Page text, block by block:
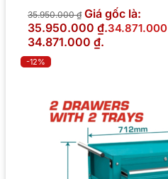
35.950.000₫ Giá gốc là:
35.950.000 ₫.34.871.000
34.871.000 ₫.
-12%